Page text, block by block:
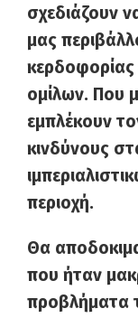
σχεδιάζουν
μας
κερδοφορίας
ομίλων. Που
εμπλέκουν
κινδύνους
περιοχή.
Θα
που ήταν
προβλήματα